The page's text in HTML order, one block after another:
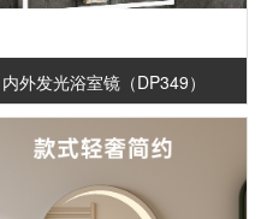
内外发光浴室镜（DP349）